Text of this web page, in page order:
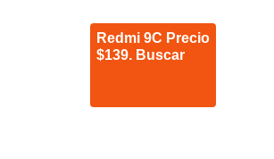
Redmi 9C Precio
$139. Buscar